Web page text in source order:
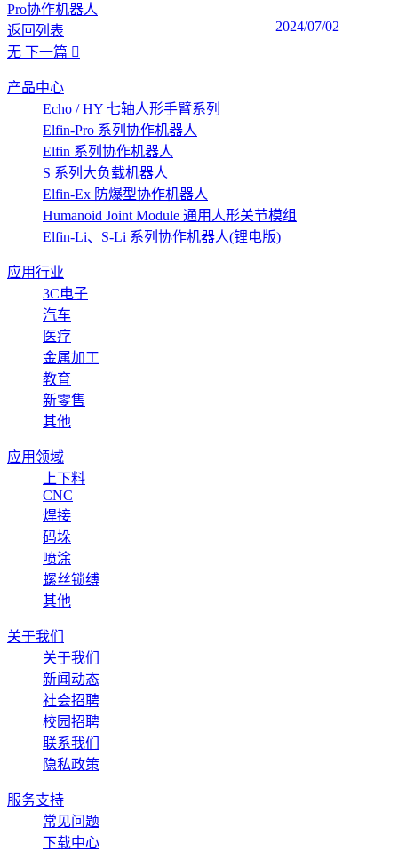
Pro协作机器人
2024/07/02
返回列表
无 下一篇
产品中心
Echo / HY 七轴人形手臂系列
Elfin-Pro 系列协作机器人
Elfin 系列协作机器人
S 系列大负载机器人
Elfin-Ex 防爆型协作机器人
Humanoid Joint Module 通用人形关节模组
Elfin-Li、S-Li 系列协作机器人(锂电版)
应用行业
3C电子
汽车
医疗
金属加工
教育
新零售
其他
应用领域
上下料
CNC
焊接
码垛
喷涂
螺丝锁缚
其他
关于我们
关于我们
新闻动态
社会招聘
校园招聘
联系我们
隐私政策
服务支持
常见问题
下载中心